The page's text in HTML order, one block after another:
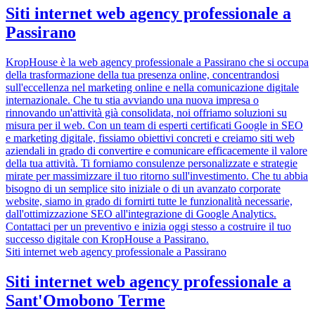
Siti internet web agency professionale a
Passirano
KropHouse è la web agency professionale a Passirano che si occupa
della trasformazione della tua presenza online, concentrandosi
sull'eccellenza nel marketing online e nella comunicazione digitale
internazionale. Che tu stia avviando una nuova impresa o
rinnovando un'attività già consolidata, noi offriamo soluzioni su
misura per il web. Con un team di esperti certificati Google in SEO
e marketing digitale, fissiamo obiettivi concreti e creiamo siti web
aziendali in grado di convertire e comunicare efficacemente il valore
della tua attività. Ti forniamo consulenze personalizzate e strategie
mirate per massimizzare il tuo ritorno sull'investimento. Che tu abbia
bisogno di un semplice sito iniziale o di un avanzato corporate
website, siamo in grado di fornirti tutte le funzionalità necessarie,
dall'ottimizzazione SEO all'integrazione di Google Analytics.
Contattaci per un preventivo e inizia oggi stesso a costruire il tuo
successo digitale con KropHouse a Passirano.
Siti internet web agency professionale a Passirano
Siti internet web agency professionale a
Sant'Omobono Terme